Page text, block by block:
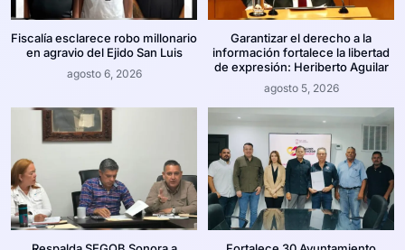
Fiscalía esclarece robo millonario
en agravio del Ejido San Luis
agosto 6, 2026
Garantizar el derecho a la
información fortalece la libertad
de expresión: Heriberto Aguilar
agosto 5, 2026